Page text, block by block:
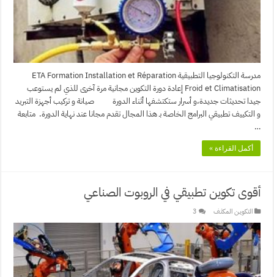
مدرسة التكنولوجيا التطبيقية ETA Formation Installation et Réparation
Froid et Climatisation إعادة دورة التكوين مجانية مرة آخرى للذي لم يستوعب
جيدا تحديثات جديدة،و أسرار ستكتشفها أثناء الدورة صيانة و تركيب أجهزة التبريد
و التكييف تطبيقي البرامج الخاصة بـ هذا المجال تقدم مجانا عند نهاية الدورة. متابعة
…
أكمل القراءة »
أقوى تكوين تطبيقي في الروبوت الصناعي
التكويـن المكثـف 3